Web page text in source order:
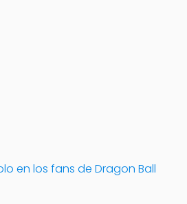
en los fans de Dragon Ball